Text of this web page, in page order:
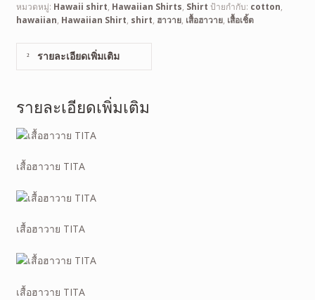
หมวดหมู่: Hawaii shirt, Hawaiian Shirts, Shirt ป้ายกำกับ: cotton,
hawaiian, Hawaiian Shirt, shirt, ฮาวาย, เสื้อฮาวาย, เสื้อเชิ้ต
รายละเอียดเพิ่มเติม
รายละเอียดเพิ่มเติม
เสื้อฮาวาย TITA
เสื้อฮาวาย TITA
เสื้อฮาวาย TITA